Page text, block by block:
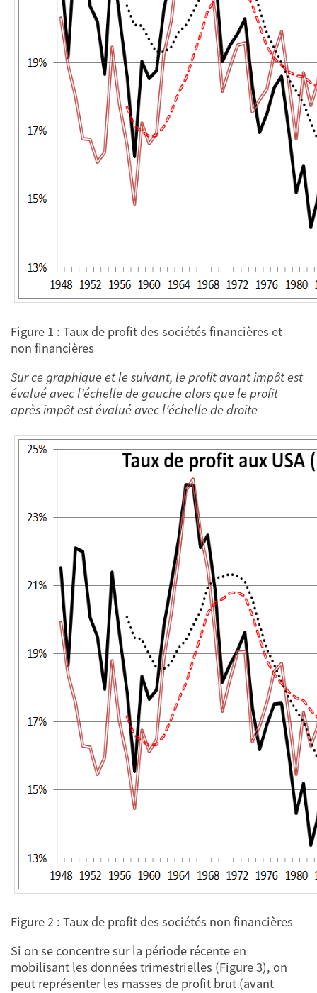
Figure 1 : Taux de profit des sociétés financières et
non financières
Sur ce graphique et le suivant, le profit avant impôt est
évalué avec l’échelle de gauche alors que le profit
après impôt est évalué avec l’échelle de droite
Figure 2 : Taux de profit des sociétés non financières
Si on se concentre sur la période récente en
mobilisant les données trimestrielles (Figure 3), on
peut représenter les masses de profit brut (avant